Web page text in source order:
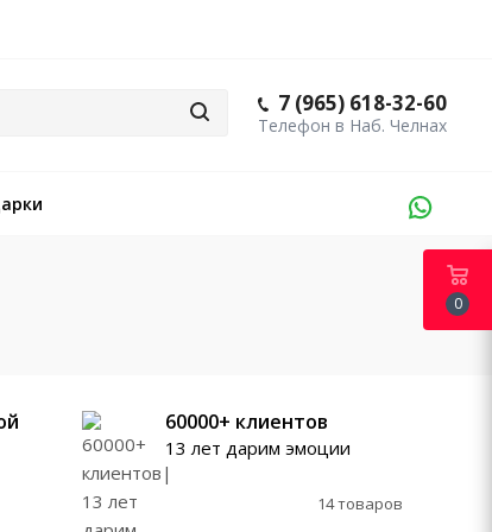
7 (965) 618-32-60
60000+ клиентов
13 лет дарим эмоции
14 товаров
0